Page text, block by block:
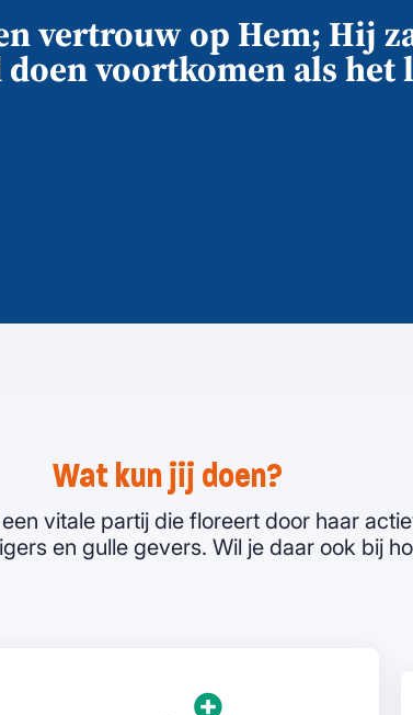
vertrouw op Hem; Hij
voortkomen als het
Wat kun jij doen?
een vitale partij die floreert door haar
en gulle gevers. Wil je daar ook bij